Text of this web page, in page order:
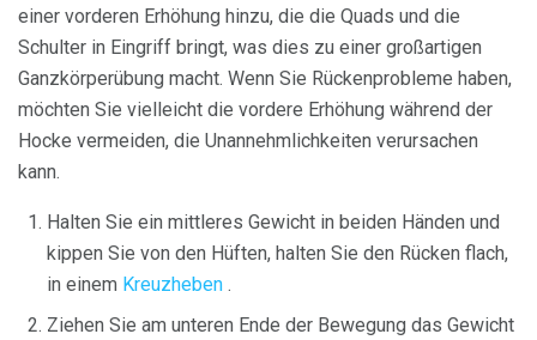
einer vorderen Erhöhung hinzu, die die Quads und die
Schulter in Eingriff bringt, was dies zu einer großartigen
Ganzkörperübung macht. Wenn Sie Rückenprobleme haben,
möchten Sie vielleicht die vordere Erhöhung während der
Hocke vermeiden, die Unannehmlichkeiten verursachen
kann.
Halten Sie ein mittleres Gewicht in beiden Händen und
kippen Sie von den Hüften, halten Sie den Rücken flach,
in einem Kreuzheben .
Ziehen Sie am unteren Ende der Bewegung das Gewicht